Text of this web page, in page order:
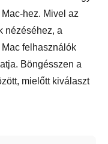
hez. Mivel az
nézéséhez, a
felhasználók
Böngésszen a
mielőtt kiválaszt